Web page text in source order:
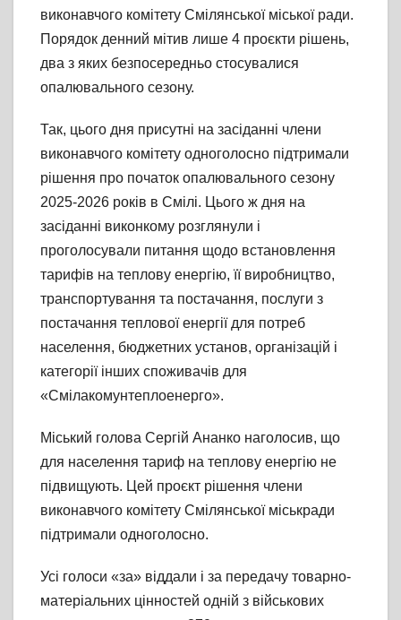
виконавчого комітету Смілянської міської ради.
Порядок денний мітив лише 4 проєкти рішень,
два з яких безпосередньо стосувалися
опалювального сезону.
Так, цього дня присутні на засіданні члени
виконавчого комітету одноголосно підтримали
рішення про початок опалювального сезону
2025-2026 років в Смілі. Цього ж дня на
засіданні виконкому розглянули і
проголосували питання щодо встановлення
тарифів на теплову енергію, її виробництво,
транспортування та постачання, послуги з
постачання теплової енергії для потреб
населення, бюджетних установ, організацій і
категорії інших споживачів для
«Смілакомунтеплоенерго».
Міський голова Сергій Ананко наголосив, що
для населення тариф на теплову енергію не
підвищують. Цей проєкт рішення члени
виконавчого комітету Смілянської міськради
підтримали одноголосно.
Усі голоси «за» віддали і за передачу товарно-
матеріальних цінностей одній з військових